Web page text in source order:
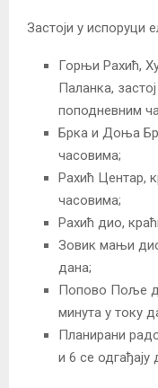
Застоји у испоруци
Горњи Рахић,
Паланка,
поподневним
Брка и Доња
часовима;
Рахић Центар,
часовима;
Рахић дио,
Зовик мањи
дана;
Попово Поље
минута у току
Планирани
и 6 се